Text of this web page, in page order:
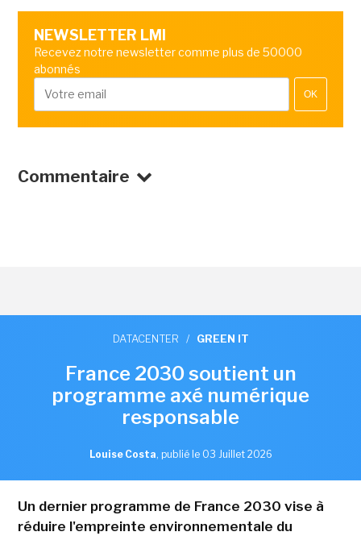
NEWSLETTER LMI
Recevez notre newsletter comme plus de 50000
abonnés
OK
Commentaire
DATACENTER / GREEN IT
France 2030 soutient un
programme axé numérique
responsable
Louise Costa, publié le 03 Juillet 2026
Un dernier programme de France 2030 vise à
réduire l'empreinte environnementale du